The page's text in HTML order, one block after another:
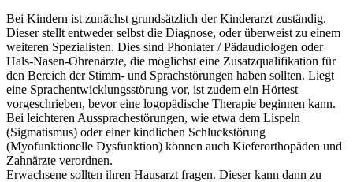
Bei Kindern ist zunächst grundsätzlich der Kinderarzt zuständig.
Dieser stellt entweder selbst die Diagnose, oder überweist zu einem
weiteren Spezialisten. Dies sind Phoniater / Pädaudiologen oder
Hals-Nasen-Ohrenärzte, die möglichst eine Zusatzqualifikation für
den Bereich der Stimm- und Sprachstörungen haben sollten. Liegt
eine Sprachentwicklungsstörung vor, ist zudem ein Hörtest
vorgeschrieben, bevor eine logopädische Therapie beginnen kann.
Bei leichteren Aussprachestörungen, wie etwa dem Lispeln
(Sigmatismus) oder einer kindlichen Schluckstörung
(Myofunktionelle Dysfunktion) können auch Kieferorthopäden und
Zahnärzte verordnen.
Erwachsene sollten ihren Hausarzt fragen. Dieser kann dann zu